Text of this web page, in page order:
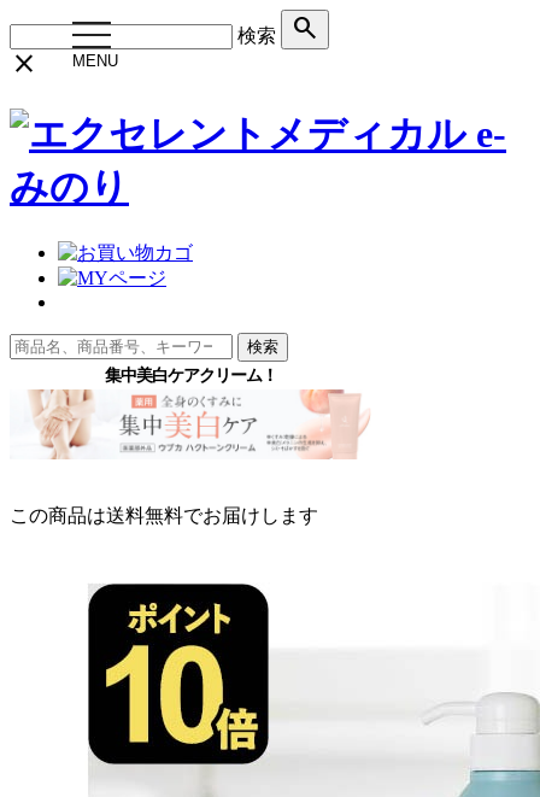
検索
search
close
toggle
navigation
MENU
検索
この商品は送料無料でお届けします